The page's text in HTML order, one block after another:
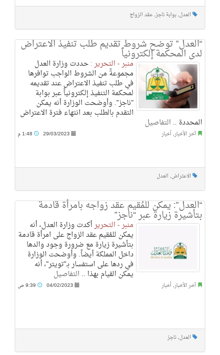
العدل, بوابة ناجز, عقد الزواج
“العدل” توضح شروط تقديم طلب تنفيذ الاعتراض
لدى المحكمة إلكترونياً
منبر - التحرير :حددت وزارة العدل
مجموعةً من الشروط الواجب توافرها
في طلب تنفيذ الاعتراض عند تقديمه
لمحكمة التنفيذ إلكترونياً عبر بوابة
"ناجز". وأوضحت الوزارة أنه يمكن
التقدم بالطلب بعد انتهاء فترة الاعتراض
المحددة .. التفاصيل
آخر الأخبار, أخبار 29/03/2023
الاعتراض, العدل
“العدل”: يمكن للمُقيم عقد زواجه بامرأة قادمة
بتأشيرة زيارة عبر “ناجز”
منبر - التحريرأكدت وزارة العدل، أنه
يمكن للمُقيم عقد الزواج على امرأة قادمة
بتأشيرة زيارة مع ضرورة وجود والدها
داخل المملكة أيضاً. وأوضحت الوزارة
في ردها على استفسار بـ"تويتر"، أنه
يمكن القيام بهذا .. التفاصيل
آخر الأخبار, أخبار 04/02/2023
العدل, ناجز